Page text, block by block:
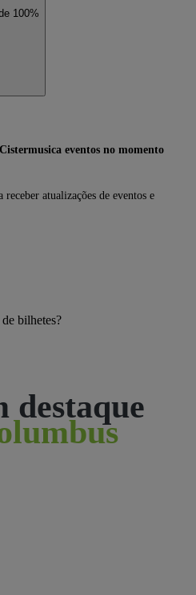
100%
eventos no momento
atualizações de eventos e
bilhetes?
destaque